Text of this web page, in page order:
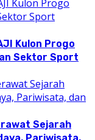
Kulon Progo
Sektor Sport
Sejarah